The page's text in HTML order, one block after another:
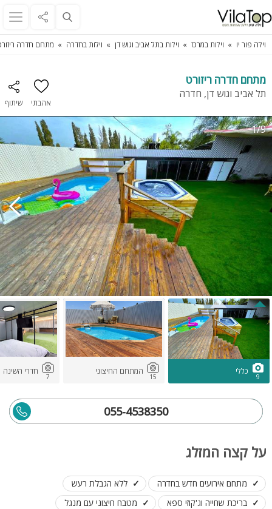
וילה פור יו וילות במרכז וילות בתל אביב וגוש דן וילות בחדרה מתחם חדרה
מתחם חדרה ריזורט
תל אביב וגוש דן, חדרה
אהבתי שיתוף
1/9
9
כללי
15
המתחם החיצוני
7
חדרי השינה
055-4538350
על קצה המזלג
מתחם אירועים חדש בחדרה
ללא הגבלת רעש
בריכת שחייה וג'קוזי ספא
מטבח חיצוני עם מנגל